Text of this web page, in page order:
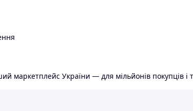
маркетплейс України — для мільйонів покупців і